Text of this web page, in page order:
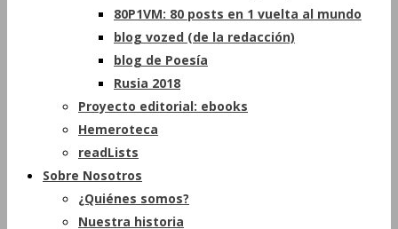
80P1VM: 80 posts en 1 vuelta al mundo
blog vozed (de la redacción)
blog de Poesía
Rusia 2018
Proyecto editorial: ebooks
Hemeroteca
readLists
Sobre Nosotros
¿Quiénes somos?
Nuestra historia